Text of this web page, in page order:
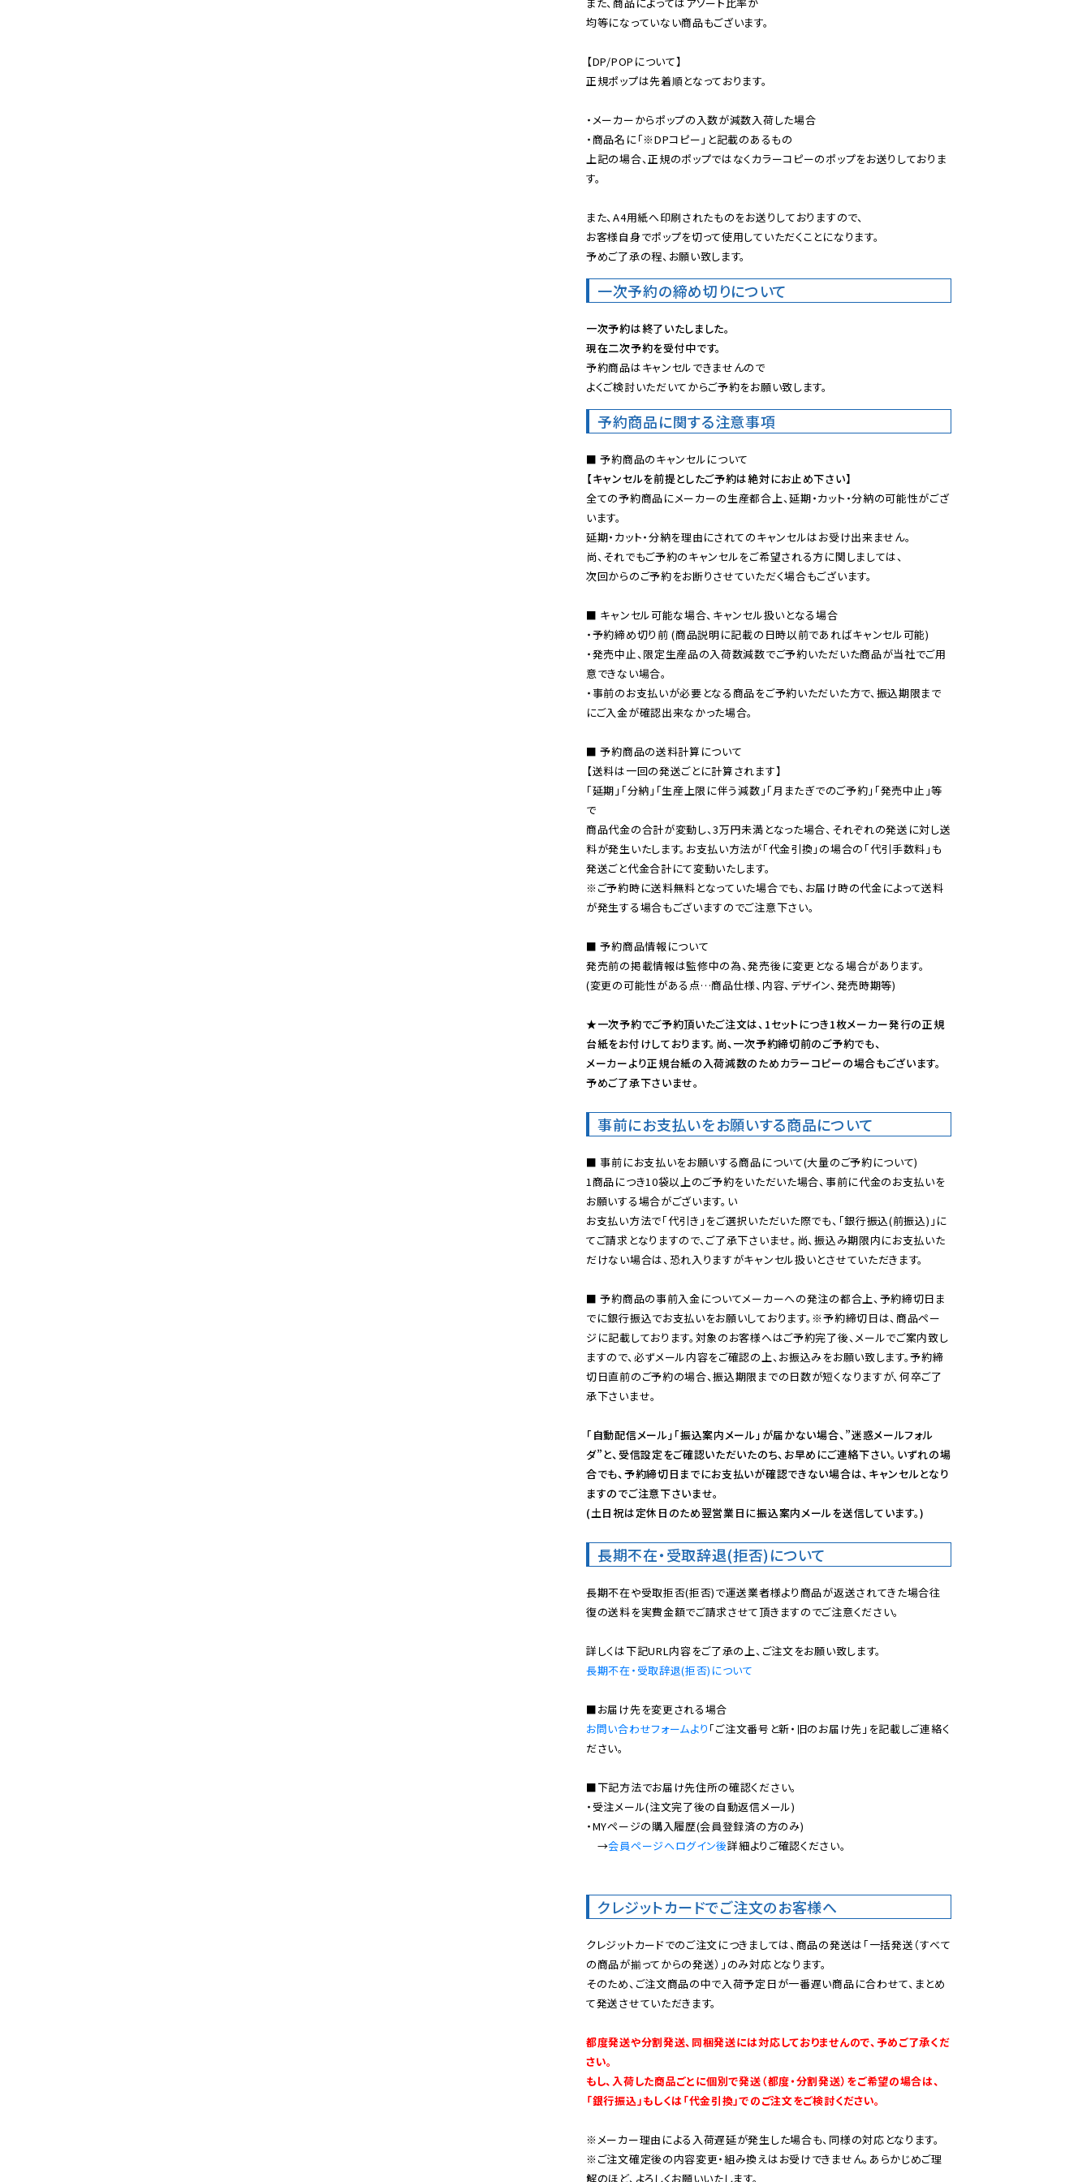
均等になっていない商品もございます。
【DP/POPについて】
正規ポップは先着順となっております。
・メーカーからポップの入数が減数入荷した場合
・商品名に「※DPコピー」と記載のあるもの
上記の場合、正規のポップではなくカラーコピーのポップをお送りしておりま
す。
また、A4用紙へ印刷されたものをお送りしておりますので、
お客様自身でポップを切って使用していただくことになります。
予めご了承の程、お願い致します。
一次予約の締め切りについて
一次予約は終了いたしました。
現在二次予約を受付中です。
予約商品はキャンセルできませんので
よくご検討いただいてからご予約をお願い致します。
予約商品に関する注意事項
【キャンセルを前提としたご予約は絶対にお止め下さい】
全ての予約商品にメーカーの生産都合上、延期・カット・分納の可能性がござ
います。
延期・カット・分納を理由にされてのキャンセルはお受け出来ません。
尚、それでもご予約のキャンセルをご希望される方に関しましては、
次回からのご予約をお断りさせていただく場合もございます。
■ キャンセル可能な場合、キャンセル扱いとなる場合
・予約締め切り前 (商品説明に記載の日時以前であればキャンセル可能)
・発売中止、限定生産品の入荷数減数でご予約いただいた商品が当社でご用
意できない場合。
・事前のお支払いが必要となる商品をご予約いただいた方で、振込期限まで
にご入金が確認出来なかった場合。
■ 予約商品の送料計算について
【送料は一回の発送ごとに計算されます】
「延期」「分納」「生産上限に伴う減数」「月またぎでのご予約」「発売中止」等
で
商品代金の合計が変動し、3万円未満となった場合、それぞれの発送に対し送
料が発生いたします。お支払い方法が「代金引換」の場合の「代引手数料」も
※ご予約時に送料無料となっていた場合でも、お届け時の代金によって送料
が発生する場合もございますのでご注意下さい。
■ 予約商品情報について
発売前の掲載情報は監修中の為、発売後に変更となる場合があります。
(変更の可能性がある点…商品仕様、内容、デザイン、発売時期等)
★一次予約でご予約頂いたご注文は、1セットにつき1枚メーカー発行の正規
台紙をお付けしております。尚、一次予約締切前のご予約でも、
メーカーより正規台紙の入荷減数のためカラーコピーの場合もございます。
予めご了承下さいませ。
事前にお支払いをお願いする商品について
■ 事前にお支払いをお願いする商品について(大量のご予約について)
1商品につき10袋以上のご予約をいただいた場合、事前に代金のお支払いを
お願いする場合がございます。い
お支払い方法で「代引き」をご選択いただいた際でも、「銀行振込(前振込)」に
てご請求となりますので、ご了承下さいませ。尚、振込み期限内にお支払いた
だけない場合は、恐れ入りますがキャンセル扱いとさせていただきます。
■ 予約商品の事前入金についてメーカーへの発注の都合上、予約締切日ま
でに銀行振込でお支払いをお願いしております。※予約締切日は、商品ペー
ジに記載しております。対象のお客様へはご予約完了後、メールでご案内致し
ますので、必ずメール内容をご確認の上、お振込みをお願い致します。予約締
切日直前のご予約の場合、振込期限までの日数が短くなりますが、何卒ご了
承下さいませ。
「自動配信メール」「振込案内メール」が届かない場合、”迷惑メールフォル
ダ”と、受信設定をご確認いただいたのち、お早めにご連絡下さい。いずれの場
合でも、予約締切日までにお支払いが確認できない場合は、キャンセルとなり
ますのでご注意下さいませ。
(土日祝は定休日のため翌営業日に振込案内メールを送信しています。)
長期不在・受取辞退(拒否)について
長期不在や受取拒否(拒否)で運送業者様より商品が返送されてきた場合往
復の送料を実費金額でご請求させて頂きますのでご注意ください。
長期不在・受取辞退(拒否)について
お問い合わせフォームより 「ご注文番号と新・旧のお届け先」を記載しご連絡く
ださい。
■下記方法でお届け先住所の確認ください。
・受注メール(注文完了後の自動返信メール)
・MYページの購入履歴(会員登録済の方のみ)
→会員ページへログイン後詳細よりご確認ください。
クレジットカードでご注文のお客様へ
クレジットカードでのご注文につきましては、商品の発送は「一括発送（すべて
の商品が揃ってからの発送）」のみ対応となります。
そのため、ご注文商品の中で入荷予定日が一番遅い商品に合わせて、まとめ
て発送させていただきます。
都度発送や分割発送、同梱発送には対応しておりませんので、予めご了承くだ
さい。
もし、入荷した商品ごとに個別で発送（都度・分割発送）をご希望の場合は、
「銀行振込」もしくは「代金引換」でのご注文をご検討ください。
※メーカー理由による入荷遅延が発生した場合も、同様の対応となります。
※ご注文確定後の内容変更・組み換えはお受けできません。あらかじめご理
解のほど、よろしくお願いいたします。